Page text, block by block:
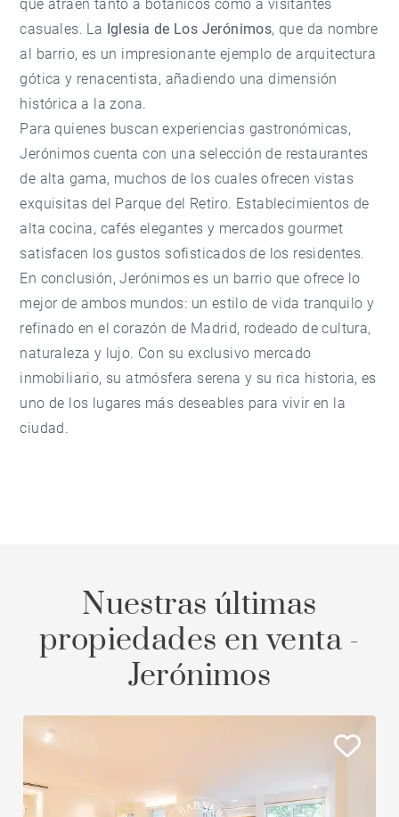
que atraen tanto a botánicos como a visitantes
casuales. La Iglesia de Los Jerónimos, que da nombre
al barrio, es un impresionante ejemplo de arquitectura
gótica y renacentista, añadiendo una dimensión
histórica a la zona.
Para quienes buscan experiencias gastronómicas,
Jerónimos cuenta con una selección de restaurantes
de alta gama, muchos de los cuales ofrecen vistas
exquisitas del Parque del Retiro. Establecimientos de
alta cocina, cafés elegantes y mercados gourmet
satisfacen los gustos sofisticados de los residentes.
En conclusión, Jerónimos es un barrio que ofrece lo
mejor de ambos mundos: un estilo de vida tranquilo y
refinado en el corazón de Madrid, rodeado de cultura,
naturaleza y lujo. Con su exclusivo mercado
inmobiliario, su atmósfera serena y su rica historia, es
uno de los lugares más deseables para vivir en la
ciudad.
Nuestras últimas
propiedades en venta -
Jerónimos